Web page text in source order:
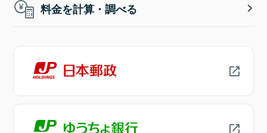
料金を計算・調べる